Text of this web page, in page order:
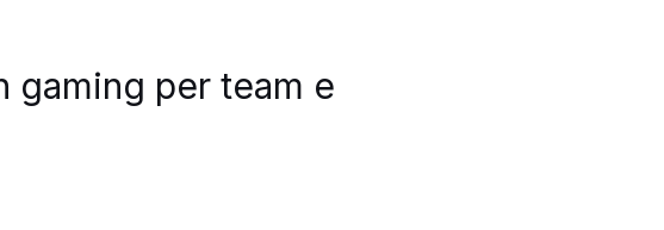
gaming per team e